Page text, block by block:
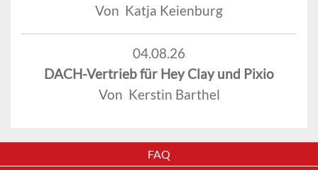
Von Katja Keienburg
04.08.26
DACH-Vertrieb für Hey Clay und Pixio
Von Kerstin Barthel
FAQ